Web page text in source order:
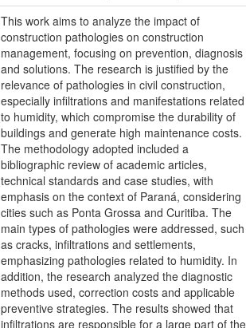
This work aims to analyze the impact of
construction pathologies on construction
management, focusing on prevention, diagnosis
and solutions. The research is justified by the
relevance of pathologies in civil construction,
especially infiltrations and manifestations related
to humidity, which compromise the durability of
buildings and generate high maintenance costs.
The methodology adopted included a
bibliographic review of academic articles,
technical standards and case studies, with
emphasis on the context of Paraná, considering
cities such as Ponta Grossa and Curitiba. The
main types of pathologies were addressed, such
as cracks, infiltrations and settlements,
emphasizing pathologies related to humidity. In
addition, the research analyzed the diagnostic
methods used, correction costs and applicable
preventive strategies. The results showed that
infiltrations are responsible for a large part of the